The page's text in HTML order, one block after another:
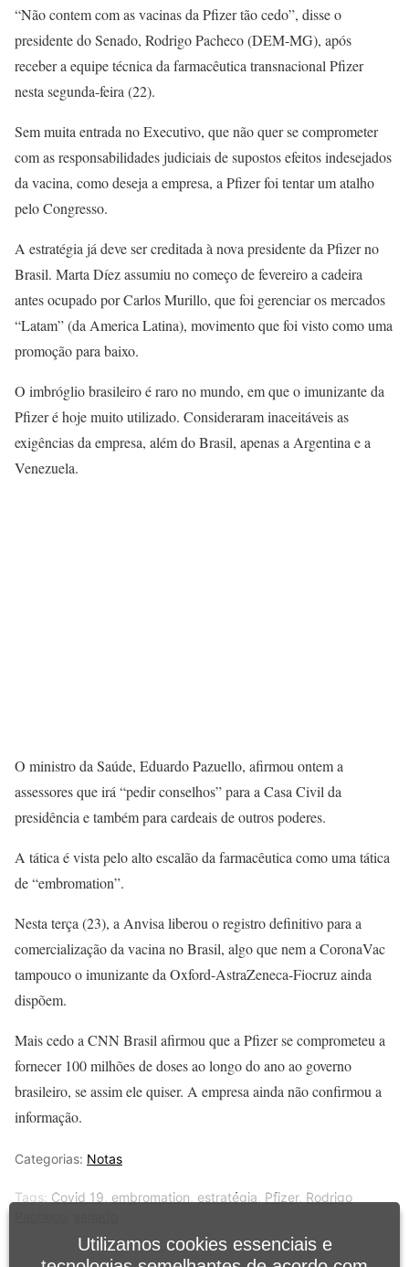
“Não contem com as vacinas da Pfizer tão cedo”, disse o
presidente do Senado, Rodrigo Pacheco (DEM-MG), após
receber a equipe técnica da farmacêutica transnacional Pfizer
nesta segunda-feira (22).
Sem muita entrada no Executivo, que não quer se comprometer
com as responsabilidades judiciais de supostos efeitos indesejados
da vacina, como deseja a empresa, a Pfizer foi tentar um atalho
pelo Congresso.
A estratégia já deve ser creditada à nova presidente da Pfizer no
Brasil. Marta Díez assumiu no começo de fevereiro a cadeira
antes ocupado por Carlos Murillo, que foi gerenciar os mercados
“Latam” (da America Latina), movimento que foi visto como uma
promoção para baixo.
O imbróglio brasileiro é raro no mundo, em que o imunizante da
Pfizer é hoje muito utilizado. Consideraram inaceitáveis as
exigências da empresa, além do Brasil, apenas a Argentina e a
Venezuela.
O ministro da Saúde, Eduardo Pazuello, afirmou ontem a
assessores que irá “pedir conselhos” para a Casa Civil da
presidência e também para cardeais de outros poderes.
A tática é vista pelo alto escalão da farmacêutica como uma tática
de “embromation”.
Nesta terça (23), a Anvisa liberou o registro definitivo para a
comercialização da vacina no Brasil, algo que nem a CoronaVac
tampouco o imunizante da Oxford-AstraZeneca-Fiocruz ainda
dispõem.
Mais cedo a CNN Brasil afirmou que a Pfizer se comprometeu a
fornecer 100 milhões de doses ao longo do ano ao governo
brasileiro, se assim ele quiser. A empresa ainda não confirmou a
informação.
Categorias: Notas
Tags: Covid 19 embromation estratégia Pfizer, Rodrigo
Utilizamos cookies essenciais e